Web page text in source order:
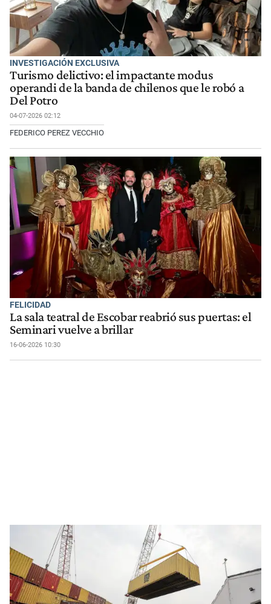
INVESTIGACIÓN EXCLUSIVA
Turismo delictivo: el impactante modus
operandi de la banda de chilenos que le robó a
Del Potro
04-07-2026 02:12
FEDERICO PEREZ VECCHIO
FELICIDAD
La sala teatral de Escobar reabrió sus puertas: el
Seminari vuelve a brillar
16-06-2026 10:30